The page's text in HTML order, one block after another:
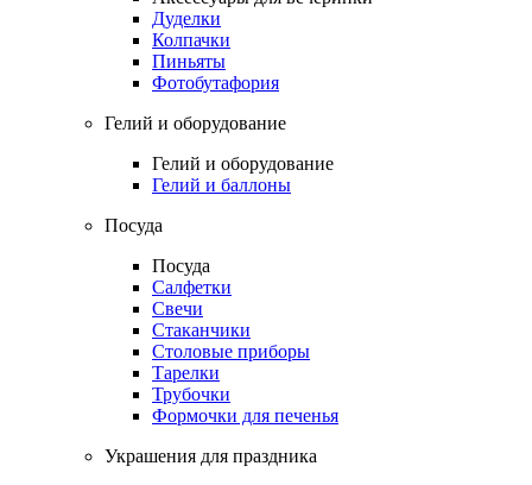
Дуделки
Колпачки
Пиньяты
Фотобутафория
Гелий и оборудование
Гелий и оборудование
Гелий и баллоны
Посуда
Посуда
Салфетки
Свечи
Стаканчики
Столовые приборы
Тарелки
Трубочки
Формочки для печенья
Украшения для праздника